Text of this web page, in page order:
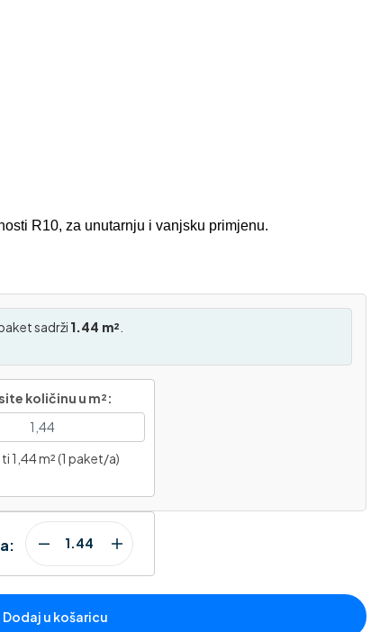
R10, za unutarnju i vanjsku primjenu.
sadrži 1.44 m²
količinu u m²:
1,44 m² (1 paket/a)
Dodaj u košaricu